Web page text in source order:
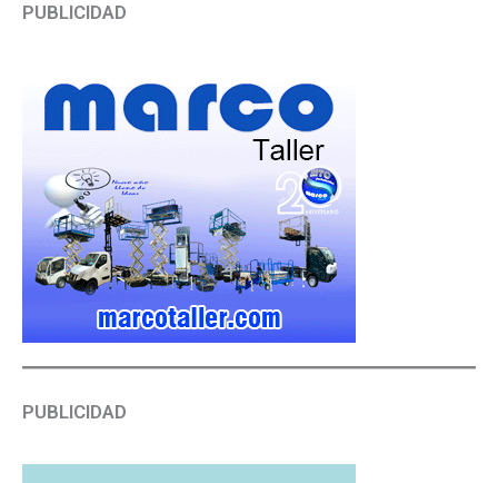
PUBLICIDAD
PUBLICIDAD